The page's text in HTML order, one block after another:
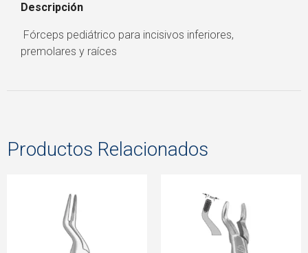
Descripción
Fórceps pediátrico para incisivos inferiores,
premolares y raíces
Productos Relacionados